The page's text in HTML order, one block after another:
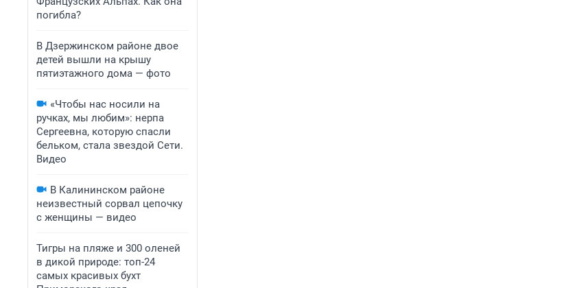
погибла?
В Дзержинском районе двое
детей вышли на крышу
пятиэтажного дома — фото
«Чтобы нас носили на
ручках, мы любим»: нерпа
Сергеевна, которую спасли
бельком, стала звездой Сети.
Видео
В Калининском районе
неизвестный сорвал цепочку
с женщины — видео
Тигры на пляже и 300 оленей
в дикой природе: топ-24
самых красивых бухт